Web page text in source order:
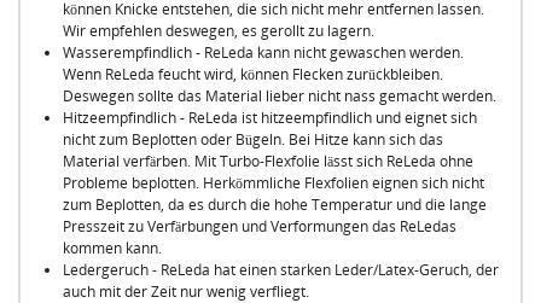
können Knicke entstehen, die sich nicht mehr entfernen lassen.
Wir empfehlen deswegen, es gerollt zu lagern.
Wasserempfindlich - ReLeda kann nicht gewaschen werden.
Wenn ReLeda feucht wird, können Flecken zurückbleiben.
Deswegen sollte das Material lieber nicht nass gemacht werden.
Hitzeempfindlich - ReLeda ist hitzeempfindlich und eignet sich
nicht zum Beplotten oder Bügeln. Bei Hitze kann sich das
Material verfärben. Mit Turbo-Flexfolie lässt sich ReLeda ohne
Probleme beplotten. Herkömmliche Flexfolien eignen sich nicht
zum Beplotten, da es durch die hohe Temperatur und die lange
Presszeit zu Verfärbungen und Verformungen das ReLedas
kommen kann.
Ledergeruch - ReLeda hat einen starken Leder/Latex-Geruch, der
auch mit der Zeit nur wenig verfliegt.